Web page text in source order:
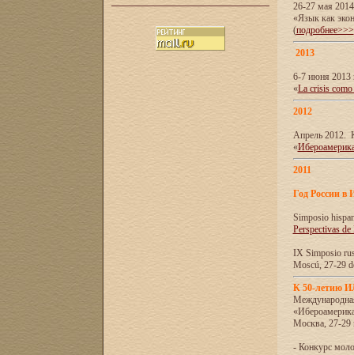
26-27 мая
«Язык как
(подробнее>>>
2013
6-7 июня 2013
«La crisis como
2012
Апрель 2012.
«
2011
Год России в
Simposio
Perspectivas
IX Simposio
Moscú, 27-29
К 50-летию
Москва, 27-29
- Конкурс